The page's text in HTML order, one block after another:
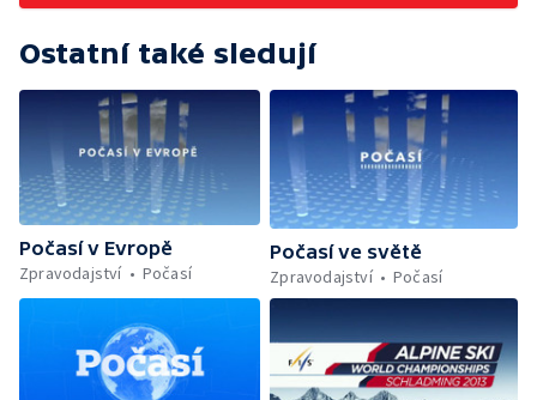
Ostatní také sledují
Počasí v Evropě
Zpravodajství
Počasí
Počasí ve světě
Zpravodajství
Počasí